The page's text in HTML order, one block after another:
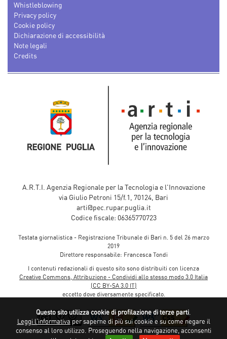
Whistleblowing
Privacy policy
Cookie policy
Dichiarazione di accessibilità
Note legali
Credits
A.R.T.I. Agenzia Regionale per la Tecnologia e l'Innovazione
via Giulio Petroni 15/f.1, 70124, Bari
arti@pec.rupar.puglia.it
Codice fiscale: 06365770723
Testata giornalistica - Registrazione Tribunale di Bari n. 5 del 26 marzo
2019
Direttore responsabile: Francesca Tondi
I contenuti redazionali di questo sito sono distribuiti con licenza
Creative Commons, Attribuzione - Condividi allo stesso modo 3.0 Italia
(CC BY-SA 3.0 IT)
eccetto dove diversamente specificato.
Questo sito utilizza cookie di profilazione di terze parti
Leggi l'informativaper saperne di più sui cookie e su come negare il
consenso al loro utilizzo. Proseguendo nella navigazione, acconsenti